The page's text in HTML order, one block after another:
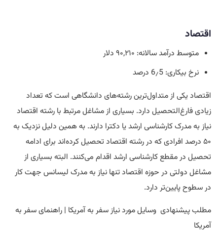
اقتصاد
متوسط درآمد سالانه: ۹۰,۲۱۰ دلار
نرخ بیکاری: 6٫5 درصد
اقتصاد یکی از متداول‌ترین رشته‌های دانشگاهی است که تعداد
زیادی فارغ‌التحصیل دارد. بسیاری از مشاغل مرتبط با رشته اقتصاد
نیاز به مدرک کارشناسی ارشد یا دکترا دارند. به همین دلیل نزدیک به
۵۰ درصد افرادی که در رشته اقتصاد تحصیل کرده‌اند برای ادامه
تحصیل در مقطع کارشناسی ارشد اقدام می‌کنند. البته بسیاری از
مشاغل دولتی در حوزه اقتصاد تنها نیاز به مدرک لیسانس جهت کار
در سطوح پایین‌تر دارد.
مطلب پیشنهادی وسایل مورد نیاز سفر به آمریکا | راهنمای سفر به
آمریکا